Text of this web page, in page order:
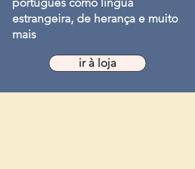
português como língua
estrangeira, de herança e muito
mais
ir à loja